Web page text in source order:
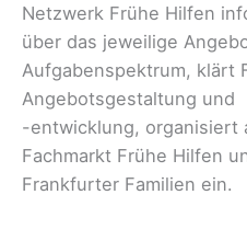
Netzwerk Frühe Hilfen
über das jeweilige
Aufgabenspektrum, klärt
Angebotsgestaltung und
-entwicklung, organisiert
Fachmarkt Frühe Hilfen
Frankfurter Familien ein.